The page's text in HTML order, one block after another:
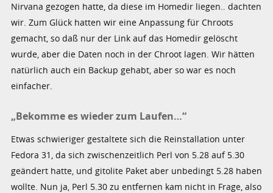
Nirvana gezogen hatte, da diese im Homedir liegen.. dachten
wir. Zum Glück hatten wir eine Anpassung für Chroots
gemacht, so daß nur der Link auf das Homedir gelöscht
wurde, aber die Daten noch in der Chroot lagen. Wir hätten
natürlich auch ein Backup gehabt, aber so war es noch
einfacher.
„Bekomme es wieder zum Laufen…“
Etwas schwieriger gestaltete sich die Reinstallation unter
Fedora 31, da sich zwischenzeitlich Perl von 5.28 auf 5.30
geändert hatte, und gitolite Paket aber unbedingt 5.28 haben
wollte. Nun ja, Perl 5.30 zu entfernen kam nicht in Frage, also